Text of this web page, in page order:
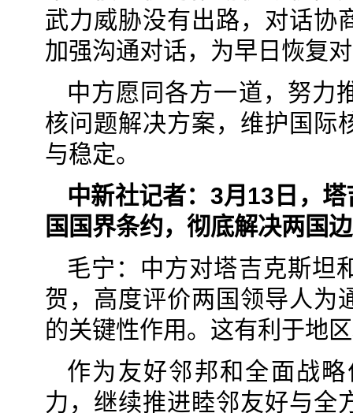
武力威胁没有出路，对话协
加强沟通对话，为早日恢复
中方愿同各方一道，努力
核问题解决方案，维护国际
与稳定。
中新社记者：3月13日，
国国界条约，彻底解决两国
毛宁：中方对塔吉克斯坦
贺，高度评价两国领导人为
的关键性作用。这有利于地
作为友好邻邦和全面战
力，继续推进睦邻友好与全